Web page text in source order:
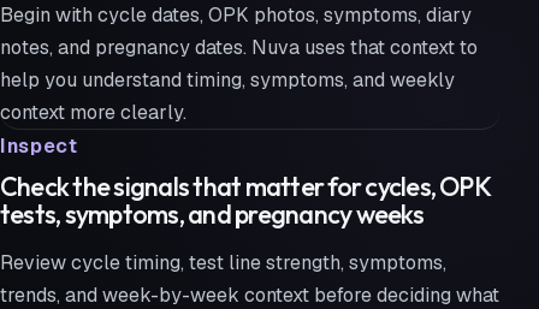
Begin with cycle dates, OPK photos, symptoms, diary
notes, and pregnancy dates. Nuva uses that context to
help you understand timing, symptoms, and weekly
context more clearly.
Inspect
Check the signals that matter for cycles, OPK
tests, symptoms, and pregnancy weeks
Review cycle timing, test line strength, symptoms,
trends, and week-by-week context before deciding what